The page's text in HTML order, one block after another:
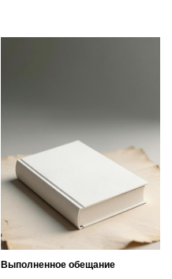
Выполненное обещание